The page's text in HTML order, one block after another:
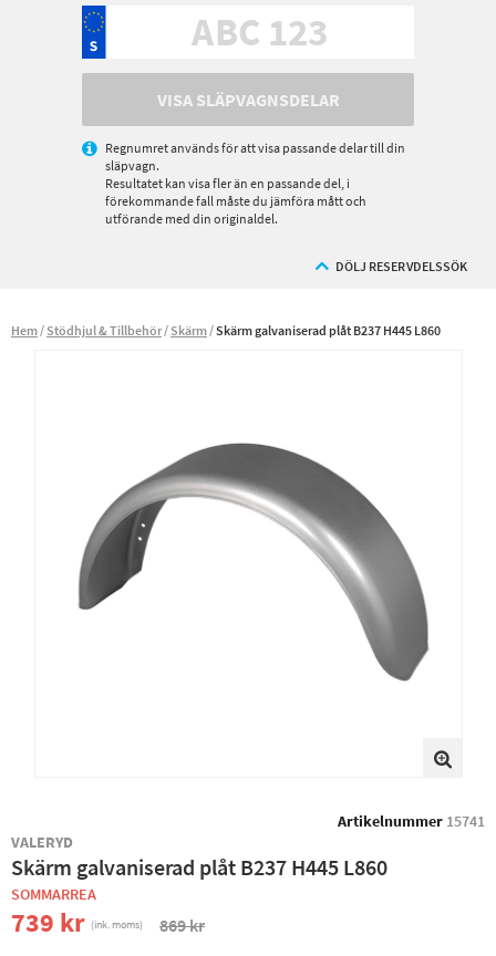
VISA SLÄPVAGNSDELAR
Regnumret används för att visa passande delar till din
släpvagn.
Resultatet kan visa fler än en passande del, i
förekommande fall måste du jämföra mått och
utförande med din originaldel.
DÖLJ RESERVDELSSÖK
Hem Stödhjul & Tillbehör Skärm Skärm galvaniserad plåt B237 H445 L860
Artikelnummer 15741
VALERYD
Skärm galvaniserad plåt B237 H445 L860
SOMMARREA
739 kr (ink. moms) 869 kr